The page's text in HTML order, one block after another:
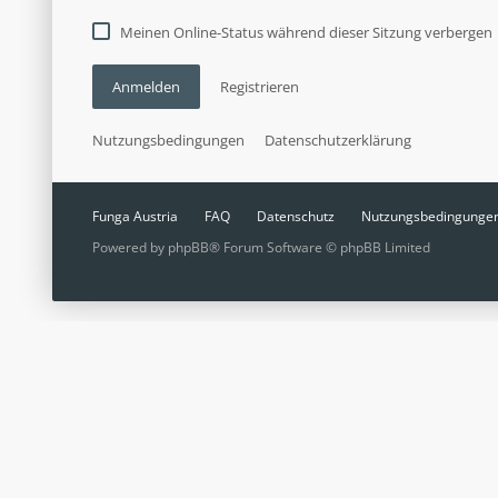
Meinen Online-Status während dieser Sitzung verbergen
Anmelden Registrieren
Nutzungsbedingungen Datenschutzerklärung
Funga Austria FAQ Datenschutz
Powered by phpBB® Forum Software © phpBB Limited